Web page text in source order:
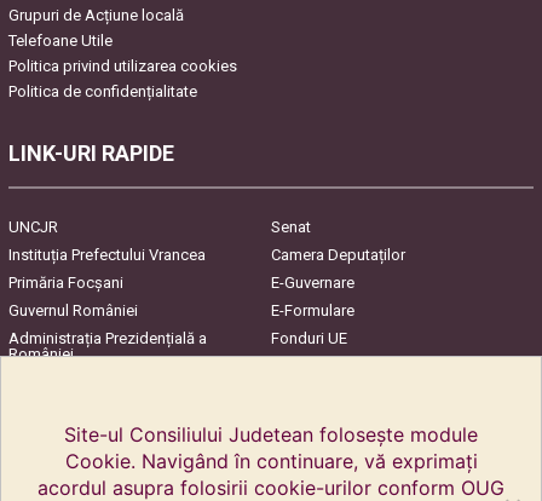
Grupuri de Acțiune locală
Telefoane Utile
Politica privind utilizarea cookies
Politica de confidențialitate
LINK-URI RAPIDE
UNCJR
Senat
Instituția Prefectului Vrancea
Camera Deputaților
Primăria Focşani
E-Guvernare
Guvernul României
E-Formulare
Administrația Prezidențială a
României
Fonduri UE
Site-ul Consiliului Judetean folosește module
Cookie. Navigând în continuare, vă exprimați
acordul asupra folosirii cookie-urilor conform OUG